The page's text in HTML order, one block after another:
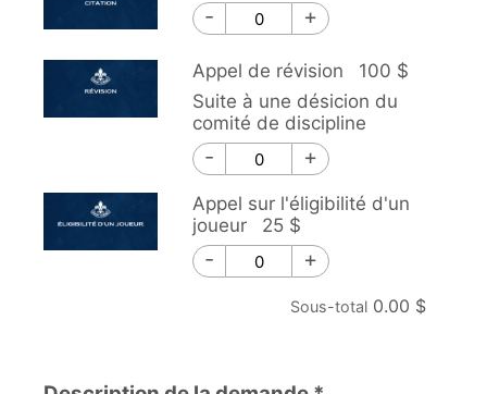
Citation d'un joueur - Qté
- +
Appel de révision
100 $
Suite à une désicion du
comité de discipline
Appel de révision - Qté
- +
Appel sur l'éligibilité d'un
joueur
25 $
Appel sur l'éligibilité d'un joueur - Qté
- +
Sous-total 0.00 $